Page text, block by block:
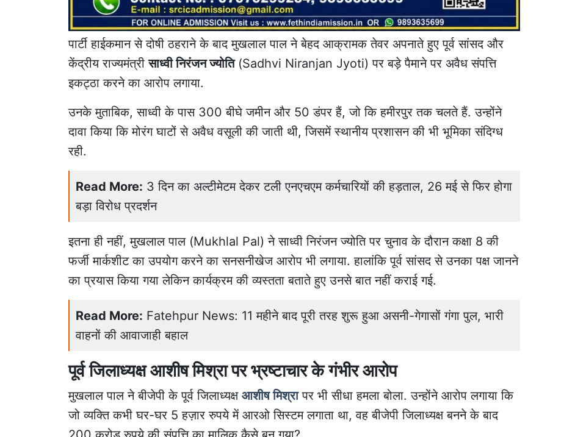
पार्टी हाईकमान से दोषी ठहराने के बाद मुखलाल पाल ने बेहद आक्रामक तेवर अपनाते हुए पूर्व सांसद और
केंद्रीय राज्यमंत्रीसाध्वी निरंजन ज्योति(Sadhvi Niranjan Jyoti) पर बड़े पैमाने पर अवैध संपत्ति
इकट्ठा करने का आरोप लगाया.
उनके मुताबिक, साध्वी के पास 300 बीघे जमीन और 50 डंपर हैं, जो कि हमीरपुर तक चलते हैं. उन्होंने
दावा किया कि मोरंग घाटों से अवैध वसूली की जाती थी, जिसमें स्थानीय प्रशासन की भी भूमिका संदिग्ध
रही.
Read More: 3 दिन का अल्टीमेटम देकर टली एनएचएम कर्मचारियों की हड़ताल, 26 मई से फिर होगा
बड़ा विरोध प्रदर्शन
इतना ही नहीं, मुखलाल पाल (Mukhlal Pal) ने साध्वी निरंजन ज्योति पर चुनाव के दौरान कक्षा 8 की
फर्जी मार्कशीट का उपयोग करने का सनसनीखेज आरोप भी लगाया. हालांकि पूर्व सांसद से उनका पक्ष जानने
का प्रयास किया गया लेकिन कार्यक्रम की व्यस्तता बताते हुए उनसे बात नहीं कराई गई.
Read More: Fatehpur News: 11 महीने बाद पूरी तरह शुरू हुआ असनी-गेगासों गंगा पुल, भारी
वाहनों की आवाजाही बहाल
पूर्व जिलाध्यक्ष आशीष मिश्रा पर भ्रष्टाचार के गंभीर आरोप
मुखलाल पाल ने बीजेपी के पूर्व जिलाध्यक्ष आशीष मिश्रापर भी सीधा हमला बोला. उन्होंने आरोप लगाया कि
जो व्यक्ति कभी घर-घर 5 हज़ार रुपये में आरओ सिस्टम लगाता था, वह बीजेपी जिलाध्यक्ष बनने के बाद